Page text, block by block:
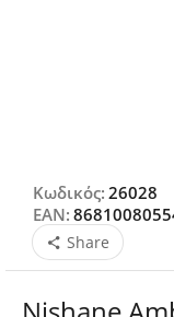
EAN:
Κωδικός: 26028
Share